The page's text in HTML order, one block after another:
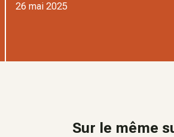
26 mai 2025
Sur le même